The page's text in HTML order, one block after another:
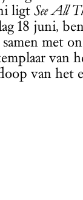
ligtSee All
18 juni,
met
van
van het